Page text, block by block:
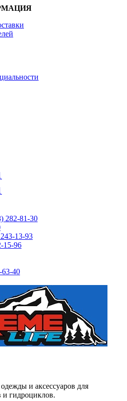
282-81-30
13-93
15-96
63-40
и аксессуаров для
и гидроциклов.